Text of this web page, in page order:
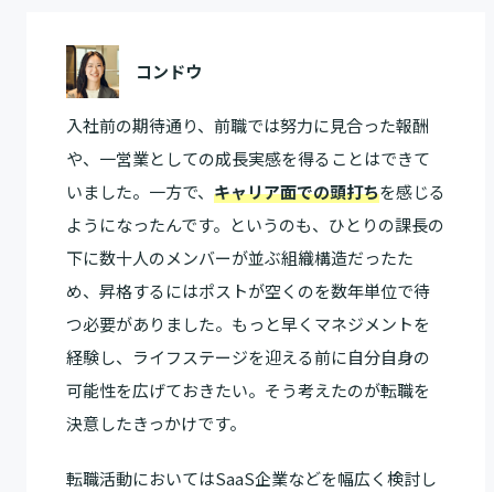
コンドウ
入社前の期待通り、前職では努力に見合った報酬
や、一営業としての成長実感を得ることはできて
いました。一方で、 キャリア面での頭打ちを感じる
ようになったんです。というのも、ひとりの課長の
下に数十人のメンバーが並ぶ組織構造だったた
め、昇格するにはポストが空くのを数年単位で待
つ必要がありました。もっと早くマネジメントを
経験し、ライフステージを迎える前に自分自身の
可能性を広げておきたい。そう考えたのが転職を
決意したきっかけです。
転職活動においてはSaaS企業などを幅広く検討し